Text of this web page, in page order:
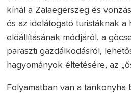
kínál a Zalaegerszeg és
és az idelátogató turistáknak a
előállításának módjáról, a
paraszti gazdálkodásról,
hagyományok éltetésére, az
Folyamatban van a tankonyha